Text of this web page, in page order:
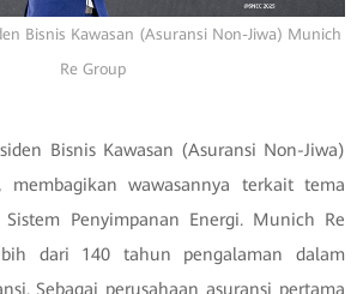
Bisnis Kawasan (Asuransi Non-Jiwa) Munich
Re Group
Bisnis Kawasan (Asuransi Non-Jiwa)
membagikan wawasannya terkait tema
Penyimpanan Energi. Munich Re
dari 140 tahun pengalaman dalam